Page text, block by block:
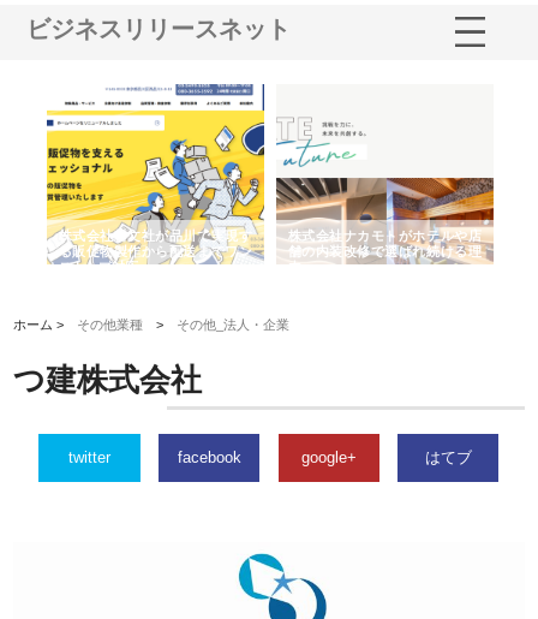
ビジネスリリースネット
株式会社耕文社が品川で実現す
る販促物製作から配送までワン
ストップ対応
株式会社ナカモトがホテルや店
舗の内装改修で選ばれ続ける理
由
ホーム > その他業種 > その他_法人・企業
つ建株式会社
twitter facebook google+ はてブ